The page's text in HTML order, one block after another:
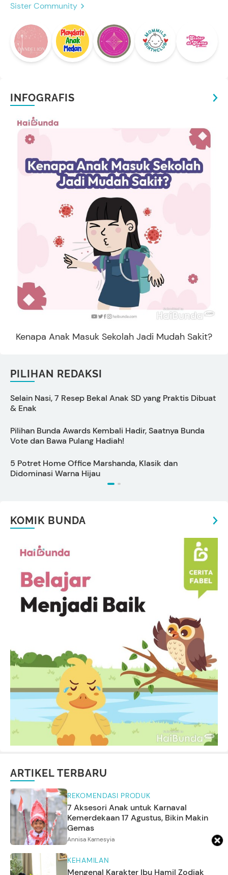
Sister Community
INFOGRAFIS
Kenapa Anak Masuk Sekolah Jadi Mudah Sakit?
PILIHAN REDAKSI
Selain Nasi, 7 Resep Bekal Anak SD yang Praktis Dibuat
& Enak
Pilihan Bunda Awards Kembali Hadir, Saatnya Bunda
Vote dan Bawa Pulang Hadiah!
5 Potret Home Office Marshanda, Klasik dan
Didominasi Warna Hijau
KOMIK BUNDA
ARTIKEL TERBARU
REKOMENDASI PRODUK
7 Aksesori Anak untuk Karnaval
Kemerdekaan 17 Agustus, Bikin Makin
Gemas
Annisa Karnesyia
KEHAMILAN
Mengenal Karakter Ibu Hamil Zodiak